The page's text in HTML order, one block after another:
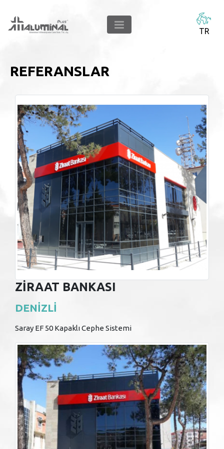
TR
REFERANSLAR
ZIRAAT BANKASI
DENİZLİ
Saray EF 50 Kapaklı Cephe Sistemi